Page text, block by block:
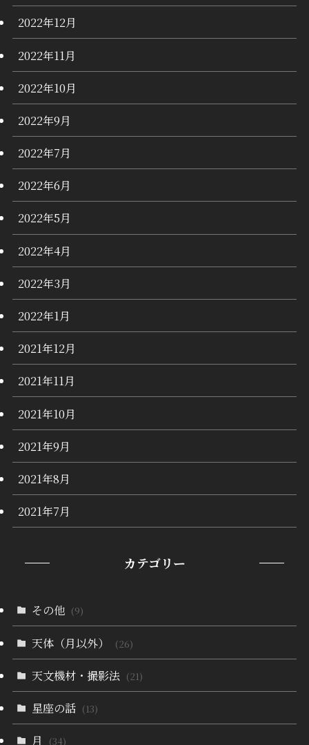
2022年12月
2022年11月
2022年10月
2022年9月
2022年7月
2022年6月
2022年5月
2022年4月
2022年3月
2022年1月
2021年12月
2021年11月
2021年10月
2021年9月
2021年8月
2021年7月
カテゴリー
その他 (9)
天体（月以外） (26)
天文機材・撮影法 (21)
星座の話 (13)
月 (34)